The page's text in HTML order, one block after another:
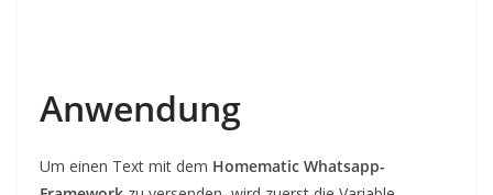
Anwendung
Um einen Text mit dem Homematic Whatsapp-